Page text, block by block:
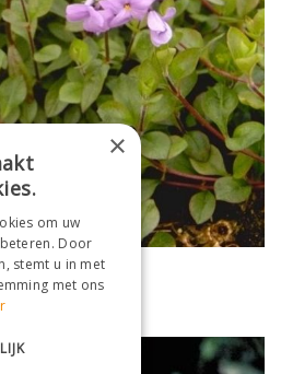
Flox
'Blue Ridge'
×
om uw
Door
stemt u in met
met ons